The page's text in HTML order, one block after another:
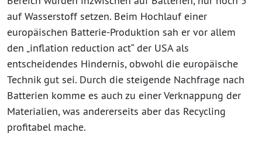
auf Wasserstoff setzen. Beim Hochlauf einer
europäischen Batterie-Produktion sah er vor allem
den „inflation reduction act“ der USA als
entscheidendes Hindernis, obwohl die europäische
Technik gut sei. Durch die steigende Nachfrage nach
Batterien komme es auch zu einer Verknappung der
Materialien, was andererseits aber das Recycling
profitabel mache.